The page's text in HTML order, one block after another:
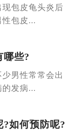
包皮龟头炎后
包皮...
哪些?
男性常常会出
发病...
如何预防呢?